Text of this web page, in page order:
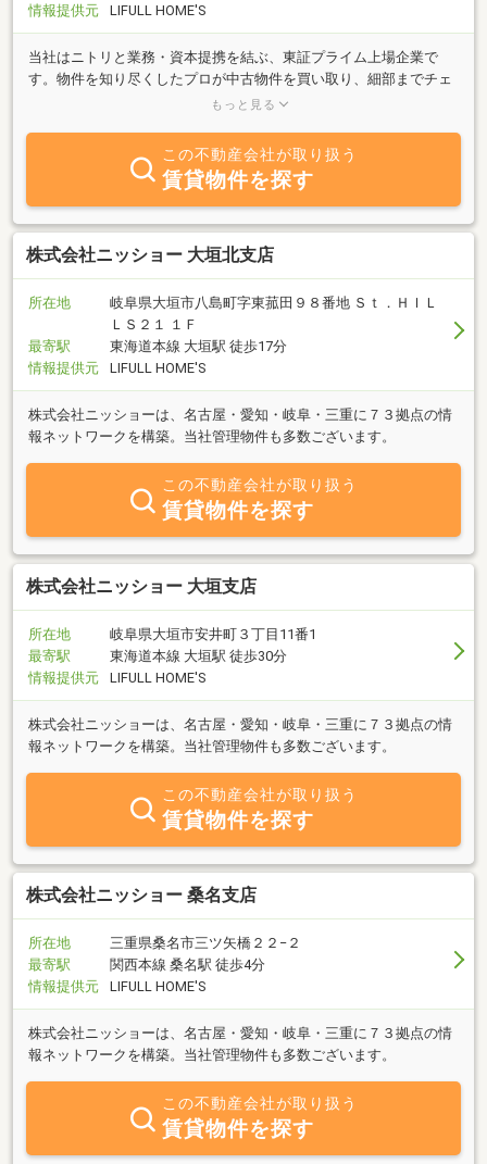
情報提供元
LIFULL HOME'S
当社はニトリと業務・資本提携を結ぶ、東証プライム上場企業で
す。物件を知り尽くしたプロが中古物件を買い取り、細部までチェ
ックし、自社規格に沿って丁寧にリフォームしているので、ご購入
もっと見る
この不動産会社が取り扱う
賃貸物件を探す
株式会社ニッショー 大垣北支店
所在地
岐阜県大垣市八島町字東菰田９８番地 Ｓｔ．ＨＩＬ
ＬＳ２１ １Ｆ
最寄駅
東海道本線 大垣駅 徒歩17分
情報提供元
LIFULL HOME'S
株式会社ニッショーは、名古屋・愛知・岐阜・三重に７３拠点の情
報ネットワークを構築。当社管理物件も多数ございます。
この不動産会社が取り扱う
賃貸物件を探す
株式会社ニッショー 大垣支店
所在地
岐阜県大垣市安井町３丁目11番1
最寄駅
東海道本線 大垣駅 徒歩30分
情報提供元
LIFULL HOME'S
株式会社ニッショーは、名古屋・愛知・岐阜・三重に７３拠点の情
報ネットワークを構築。当社管理物件も多数ございます。
この不動産会社が取り扱う
賃貸物件を探す
株式会社ニッショー 桑名支店
所在地
三重県桑名市三ツ矢橋２２−２
最寄駅
関西本線 桑名駅 徒歩4分
情報提供元
LIFULL HOME'S
株式会社ニッショーは、名古屋・愛知・岐阜・三重に７３拠点の情
報ネットワークを構築。当社管理物件も多数ございます。
この不動産会社が取り扱う
賃貸物件を探す